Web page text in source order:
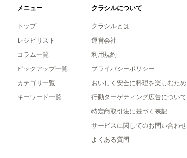
メニュー
トップ
レシピリスト
コラム一覧
ピックアップ一覧
カテゴリ一覧
キーワード一覧
クラシルについて
クラシルとは
運営会社
利用規約
プライバシーポリシー
おいしく安全に料理を楽しむため
行動ターゲティング広告について
特定商取引法に基づく表記
サービスに関してのお問い合わせ
よくある質問